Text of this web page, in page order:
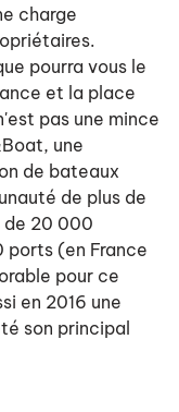
charge
pourra vous le
et la place
pas une mince
une
de bateaux
de plus de
de 20 000
ports (en France
pour ce
en 2016 une
son principal